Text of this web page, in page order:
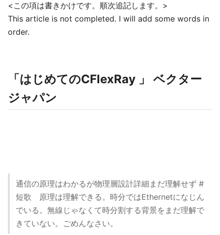
<この項は書きかけです。順次追記します。>
This article is not completed. I will add some words in
order.
「はじめてのCFlexRay 」 ベクター
ジャパン
通信の原理はわかるが物理層設計詳細まだ理解せず #
短歌 原理は理解できる。時分ではEthernetになじん
でいる。無線じゃなくて時分割する背景をまだ理解で
きていない。ごめんなさい。